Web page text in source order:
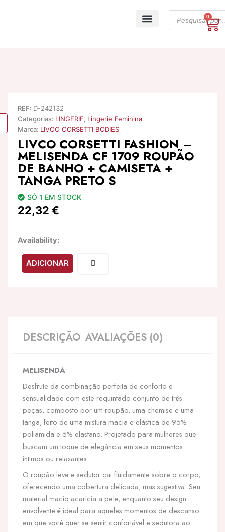
search
0
REF: D-242132
Categorias: LINGERIE, Lingerie Feminina
Marca: LIVCO CORSETTI BODIES
LIVCO CORSETTI FASHION –
MELISENDA CF 1709 ROUPÃO
DE BANHO + CAMISETA +
TANGA PRETO S
SÓ 1 EM STOCK
22,32 €
Availability:
Quantidade
LIVCO
CORSETTI
DE
CAMISETA
TANGA
PRETO
ADICIONAR
DESCRIÇÃO AVALIAÇÕES (0)
MELISENDA
Desfrute da combinação perfeita de conforto e
sensualidade com este requintado conjunto de três
peças, composto por um roupão, uma chemise e uma
tanga, feito de uma mistura macia e elástica de 95%
poliamida e 5% elastano. Projetado para mulheres que
buscam um toque de elegância em seus momentos
íntimos ou relaxantes.
O roupão leve e sedutor cai fluidamente sobre o corpo,
oferecendo uma cobertura delicada, mas sugestiva. Seu
material macio acaricia a pele, enquanto seu design
envolvente é ideal para aqueles momentos de descanso
em que você quer se sentir confortável e sedutora ao